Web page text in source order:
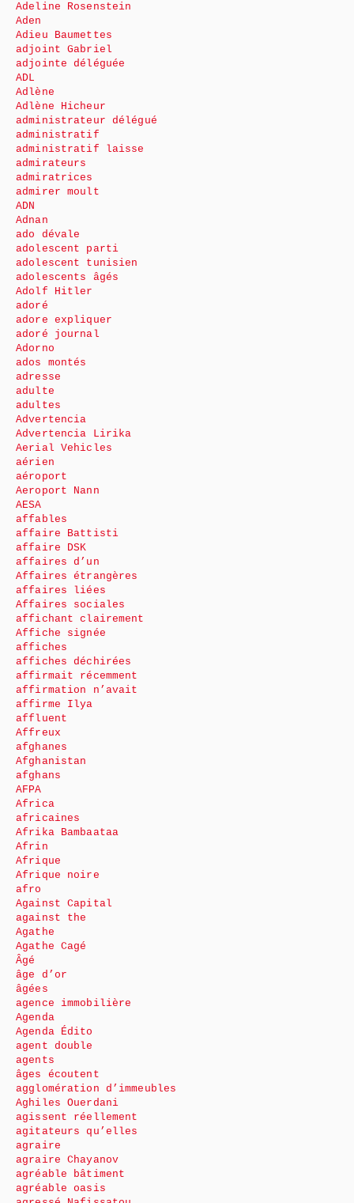
Adeline Rosenstein
Aden
Adieu Baumettes
adjoint Gabriel
adjointe déléguée
ADL
Adlène
Adlène Hicheur
administrateur délégué
administratif
administratif laisse
admirateurs
admiratrices
admirer moult
ADN
Adnan
ado dévale
adolescent parti
adolescent tunisien
adolescents âgés
Adolf Hitler
adoré
adore expliquer
adoré journal
Adorno
ados montés
adresse
adulte
adultes
Advertencia
Advertencia Lirika
Aerial Vehicles
aérien
aéroport
Aeroport Nann
AESA
affables
affaire Battisti
affaire DSK
affaires d’un
Affaires étrangères
affaires liées
Affaires sociales
affichant clairement
Affiche signée
affiches
affiches déchirées
affirmait récemment
affirmation n’avait
affirme Ilya
affluent
Affreux
afghanes
Afghanistan
afghans
AFPA
Africa
africaines
Afrika Bambaataa
Afrin
Afrique
Afrique noire
afro
Against Capital
against the
Agathe
Agathe Cagé
Âgé
âge d’or
âgées
agence immobilière
Agenda
Agenda Édito
agent double
agents
âges écoutent
agglomération d’immeubles
Aghiles Ouerdani
agissent réellement
agitateurs qu’elles
agraire
agraire Chayanov
agréable bâtiment
agréable oasis